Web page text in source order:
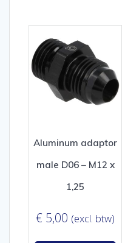
Aluminum adaptor
male D06 – M12 x
1,25
€ 5,00 (excl. btw)